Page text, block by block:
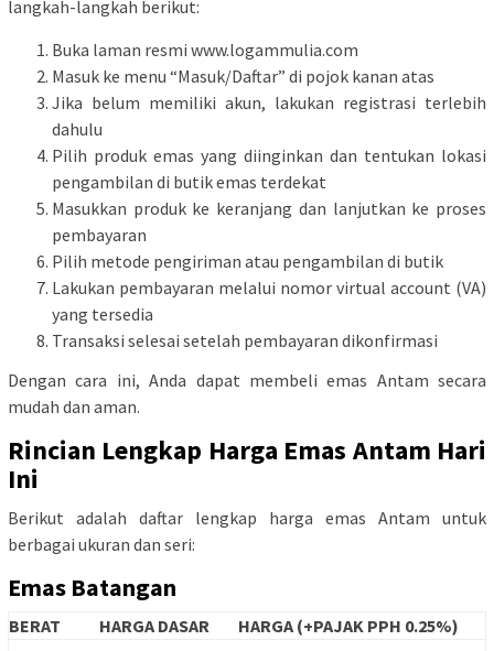
langkah-langkah berikut:
Buka laman resmi www.logammulia.com
Masuk ke menu “Masuk/Daftar” di pojok kanan atas
Jika belum memiliki akun, lakukan registrasi terlebih
dahulu
Pilih produk emas yang diinginkan dan tentukan lokasi
pengambilan di butik emas terdekat
Masukkan produk ke keranjang dan lanjutkan ke proses
pembayaran
Pilih metode pengiriman atau pengambilan di butik
Lakukan pembayaran melalui nomor virtual account (VA)
yang tersedia
Transaksi selesai setelah pembayaran dikonfirmasi
Dengan cara ini, Anda dapat membeli emas Antam secara
mudah dan aman.
Rincian Lengkap Harga Emas Antam Hari
Ini
Berikut adalah daftar lengkap harga emas Antam untuk
berbagai ukuran dan seri:
Emas Batangan
BERAT HARGA DASAR
HARGA (+PAJAK PPH 0.25%)